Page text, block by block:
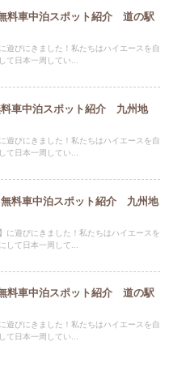
料車中泊スポット紹介 道の駅
遊びにきました！私たちはハイエースを自
て日本一周してい...
料車中泊スポット紹介 九州地
遊びにきました！私たちはハイエースを自
て日本一周してい...
無料車中泊スポット紹介 九州地
に遊びにきました！私たちはハイエースを
して日本一周して...
料車中泊スポット紹介 道の駅
遊びにきました！私たちはハイエースを自
て日本一周してい...